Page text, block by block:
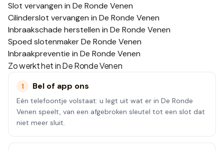
Slot vervangen in De Ronde Venen
Cilinderslot vervangen in De Ronde Venen
Inbraakschade herstellen in De Ronde Venen
Spoed slotenmaker De Ronde Venen
Inbraakpreventie in De Ronde Venen
Zo werkt het inDe Ronde Venen
1 Bel of app ons
Eén telefoontje volstaat: u legt uit wat er in De Ronde
Venen speelt, van een afgebroken sleutel tot een slot dat
niet meer sluit.